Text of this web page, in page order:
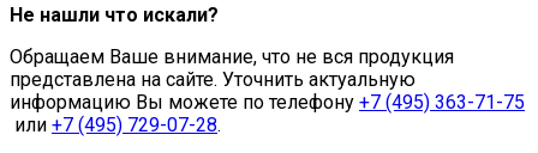
Не нашли что искали?
Обращаем Ваше внимание, что не вся продукция
представлена на сайте. Уточнить актуальную
информацию Вы можете по телефону +7 (495) 363-71-75
или +7 (495) 729-07-28.